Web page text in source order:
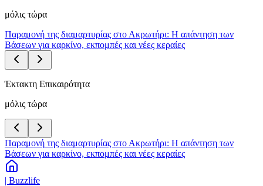
μόλις τώρα
Παραμονή της διαμαρτυρίας στο Ακρωτήρι: Η απάντηση των
Βάσεων για καρκίνο, εκπομπές και νέες κεραίες
Έκτακτη Επικαιρότητα
μόλις τώρα
Παραμονή της διαμαρτυρίας στο Ακρωτήρι: Η απάντηση των
Βάσεων για καρκίνο, εκπομπές και νέες κεραίες
| Buzzlife